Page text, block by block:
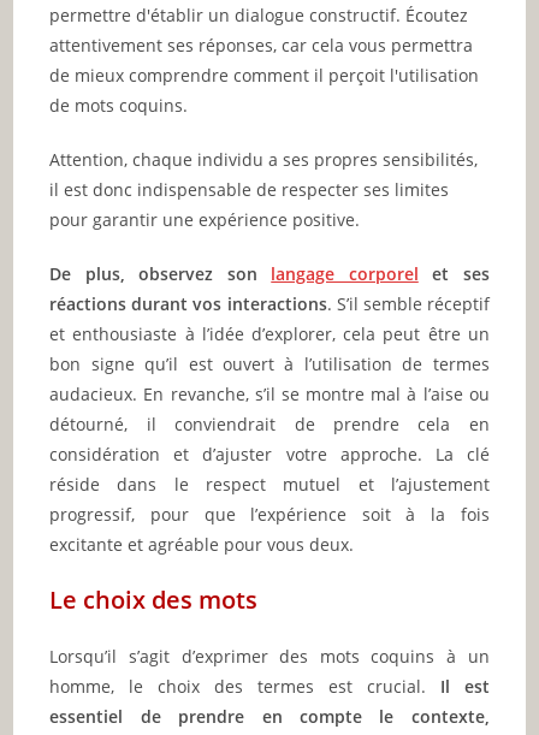
permettre d'établir un dialogue constructif. Écoutez
attentivement ses réponses, car cela vous permettra
de mieux comprendre comment il perçoit l'utilisation
de mots coquins.
Attention, chaque individu a ses propres sensibilités,
il est donc indispensable de respecter ses limites
pour garantir une expérience positive.
De plus, observez son langage corporel et ses
réactions durant vos interactions. S’il semble réceptif
et enthousiaste à l’idée d’explorer, cela peut être un
bon signe qu’il est ouvert à l’utilisation de termes
audacieux. En revanche, s’il se montre mal à l’aise ou
détourné, il conviendrait de prendre cela en
considération et d’ajuster votre approche. La clé
réside dans le respect mutuel et l’ajustement
progressif, pour que l’expérience soit à la fois
excitante et agréable pour vous deux.
Le choix des mots
Lorsqu’il s’agit d’exprimer des mots coquins à un
homme, le choix des termes est crucial. Il est
essentiel de prendre en compte le contexte,